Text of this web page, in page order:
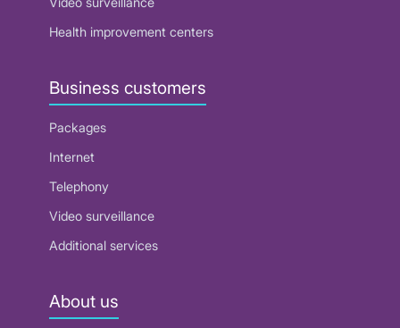
Health improvement centers
Business customers
Packages
Internet
Telephony
Video surveillance
Additional services
About us